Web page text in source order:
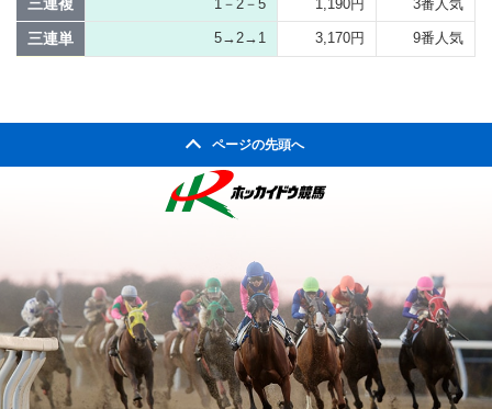
1－2－5 1,190円 3番人気
三連単 5→2→1 3,170円 9番人気
ページの先頭へ